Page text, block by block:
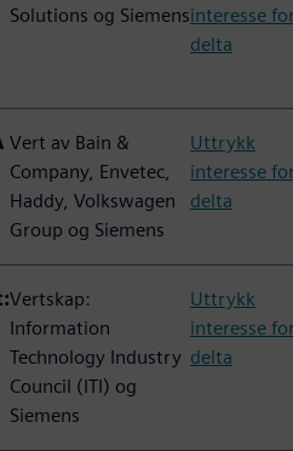
Solutions og Siemensinteresse
delta
Vert av Bain &
Company, Envetec,
Haddy, Volkswagen
Group og Siemens
Uttrykk
interesse
delta
Vertskap:
Information
Technology Industry
Council (ITI) og
Siemens
Uttrykk
interesse
delta